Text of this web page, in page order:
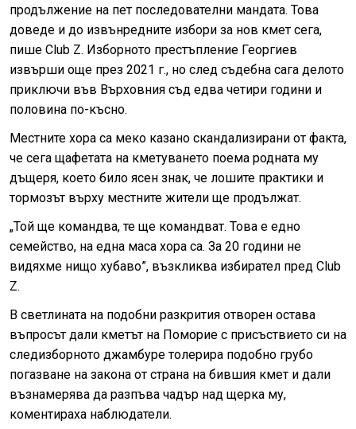
продължение на пет последователни мандата. Това
доведе и до извънредните избори за нов кмет сега,
пише Club Z. Изборното престъпление Георгиев
извърши още през 2021 г., но след съдебна сага делото
приключи във Върховния съд едва четири години и
половина по-късно.
Местните хора са меко казано скандализирани от факта,
че сега щафетата на кметуването поема родната му
дъщеря, което било ясен знак, че лошите практики и
тормозът върху местните жители ще продължат.
„Той ще командва, те ще командват. Това е едно
семейство, на една маса хора са. За 20 години не
видяхме нищо хубаво”, възкликва избирател пред Club
Z.
В светлината на подобни разкрития отворен остава
въпросът дали кметът на Поморие с присъствието си на
следизборното джамбуре толерира подобно грубо
погазване на закона от страна на бившия кмет и дали
възнамерява да разпъва чадър над щерка му,
коментираха наблюдатели.